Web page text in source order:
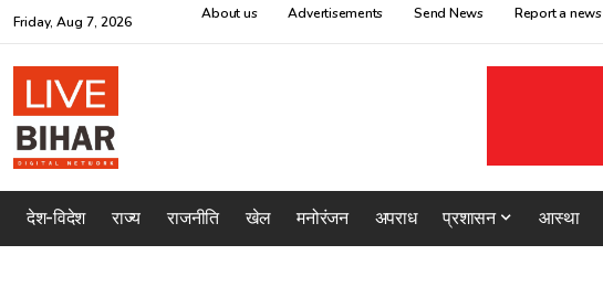
Friday, Aug 7, 2026 About us Advertisements Send News Report a news
देश-विदेश राज्य राजनीति खेल मनोरंजन अपराध प्रशासन आस्था